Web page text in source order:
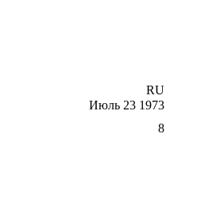
RU
Июль 23 1973
8